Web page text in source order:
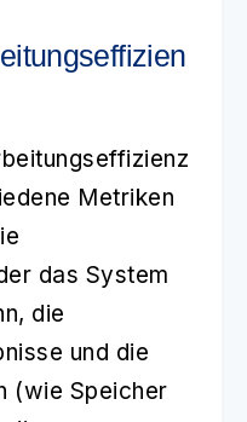
Metriken
das System
die
und die
(wie Speicher